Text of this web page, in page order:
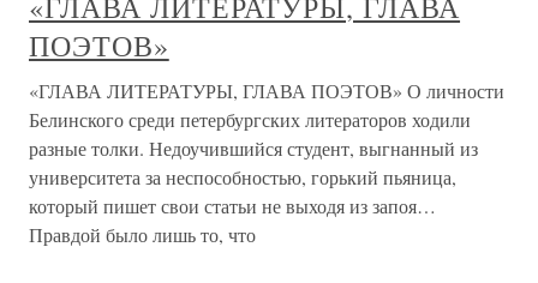
ПОЭТОВ»
«ГЛАВА ЛИТЕРАТУРЫ, ГЛАВА ПОЭТОВ» О личности
Белинского среди петербургских литераторов ходили
разные толки. Недоучившийся студент, выгнанный из
университета за неспособностью, горький пьяница,
который пишет свои статьи не выходя из запоя…
Правдой было лишь то, что